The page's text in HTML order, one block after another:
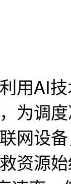
用AI
为调
网设
资源